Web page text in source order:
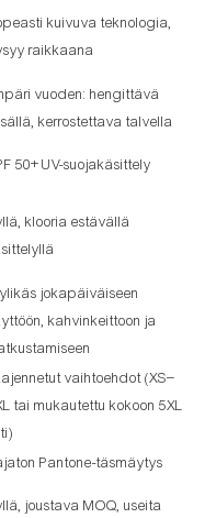
kuivuva teknologia,
raikkaana
vuoden: hengittävä
kerrostettava talvella
50+ UV-suojakäsittely
klooria estävällä
jokapäiväiseen
kahvinkeittoon ja
vaihtoehdot (XS–
tai mukautettu kokoon 5XL
Pantone-täsmäytys
joustava MOQ, useita